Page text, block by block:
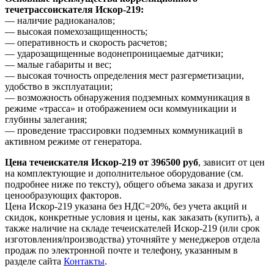
течетрассоискателя Искор-219:
— наличие радиоканалов;
— высокая помехозащищенность;
— оперативность и скорость расчетов;
— ударозащищенные водонепроницаемые датчики;
— малые габариты и вес;
— высокая точность определения мест разгерметизации,
удобство в эксплуатации;
— возможность обнаружения подземных коммуникация в
режиме «трасса» и отображением оси коммуникации и
глубины залегания;
— проведение трассировки подземных коммуникаций в
активном режиме от генератора.
Цена течеискателя Искор-219 от 396500 руб, зависит от цен
на комплектующие и дополнительное оборудование (см.
подробнее ниже по тексту), общего объема заказа и других
ценообразующих факторов.
Цена Искор-219 указана без НДС=20%, без учета акций и
скидок, конкретные условия и цены, как заказать (купить), а
также наличие на складе течеискателей Искор-219 (или срок
изготовления/производства) уточняйте у менеджеров отдела
продаж по электронной почте и телефону, указанным в
разделе сайта Контакты.